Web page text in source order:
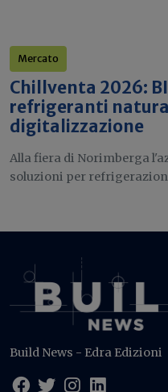
Mercato
Chillventa 2026:
refrigeranti
digitalizzazione
Alla fiera di Norimberga
soluzioni per
Build News - Edra Edizioni